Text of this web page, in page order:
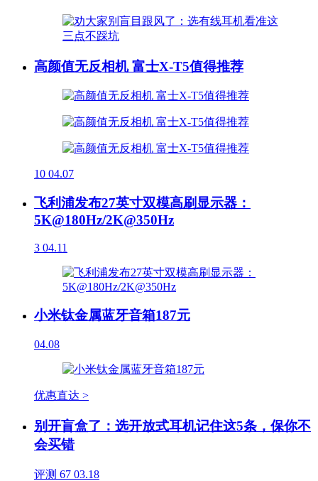
高颜值无反相机 富士X-T5值得推荐
10 04.07
飞利浦发布27英寸双模高刷显示器：
5K@180Hz/2K@350Hz
3 04.11
小米钛金属蓝牙音箱187元
04.08
优惠直达 >
别开盲盒了：选开放式耳机记住这5条，保你不
会买错
评测 67 03.18